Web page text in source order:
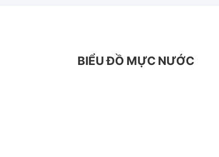
BIỂU ĐỒ MỰC NƯỚC